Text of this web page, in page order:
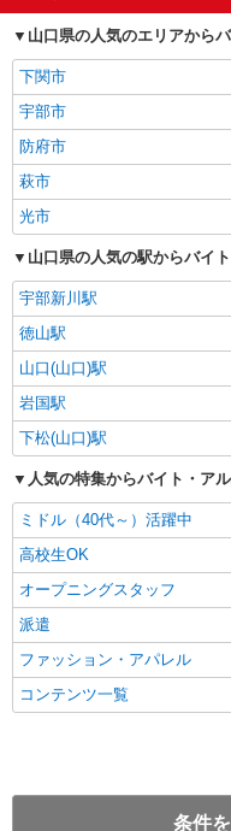
山口県の人気のエリアから
下関市
宇部市
防府市
萩市
光市
山口県の人気の駅からバイ
宇部新川駅
徳山駅
山口(山口)駅
岩国駅
下松(山口)駅
人気の特集からバイト・ア
ミドル（40代～）活躍中
高校生OK
オープニングスタッフ
派遣
ファッション・アパレル
コンテンツ一覧
条件